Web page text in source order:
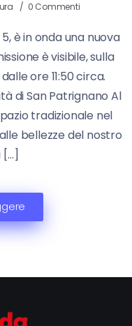
0 Commenti
è in onda una nuova
è visibile, sulla
ore 11:50 circa.
di San Patrignano Al
tradizionale nel
bellezze del nostro
[…]